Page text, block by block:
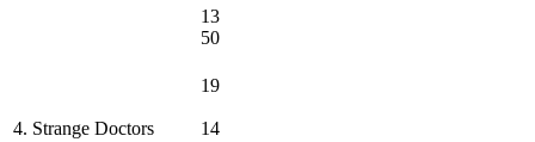
13
50
4. Strange Doctors
19
14